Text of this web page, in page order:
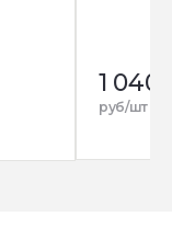
1 040
руб/шт